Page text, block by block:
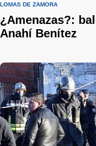
LOMAS DE ZAMORA
¿Amenazas?:
Anahí Benítez